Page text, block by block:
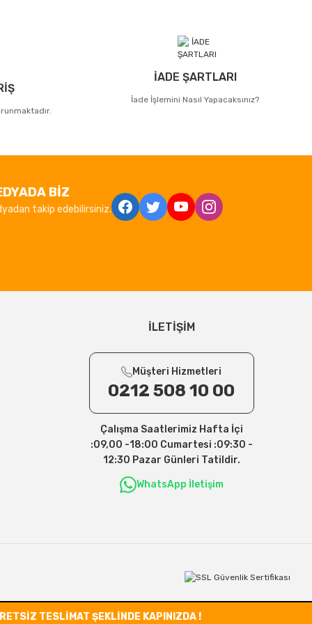
İADE ŞARTLARI
İade İşlemini Nasıl Yapacaksınız?
BİZ
takip edebilirsiniz.
İLETİŞİM
Müşteri Hizmetleri
0212 508 10 00
Çalışma Saatlerimiz Hafta İçi
:09,00 -18:00 Cumartesi :09:30 -
12:30 Pazar Günleri Tatildir.
WhatsApp İletişim
TESLİMAT ŞEKLİNDE KAPINIZDA !